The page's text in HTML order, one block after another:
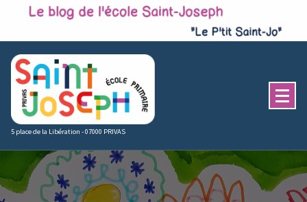
content
5 place de la Libération - 07000 PRIVAS